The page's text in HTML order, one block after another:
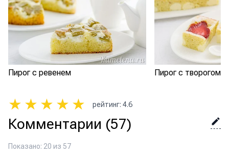
Пирог с ревенем Пирог с творогом и
★ ★ ★ ★ ★ рейтинг: 4.6
Комментарии (57)
Показано: 20 из 57